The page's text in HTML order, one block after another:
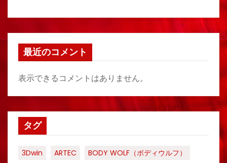
最近のコメント
表示できるコメントはありません。
タグ
3Dwin ARTEC
BODY WOLF（ボディウルフ）